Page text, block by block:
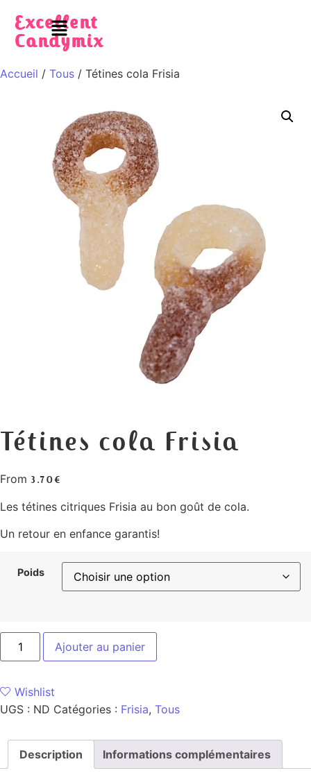
Excellent
Candymix
Accueil / Tous / Tétines cola Frisia
Tétines cola Frisia
From 3.70€
Les tétines citriques Frisia au bon goût de cola.
Un retour en enfance garantis!
Poids
Ajouter au panier
Wishlist
UGS : ND Catégories : Frisia, Tous
Description Informations complémentaires